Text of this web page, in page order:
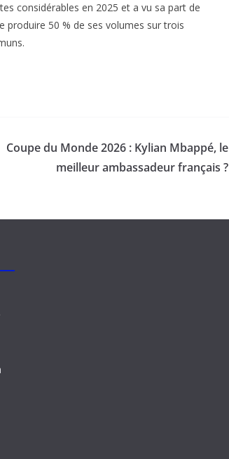
considérables en 2025 et a vu sa part de
produire 50 % de ses volumes sur trois
Coupe du Monde 2026 : Kylian Mbappé, le
meilleur ambassadeur français ?